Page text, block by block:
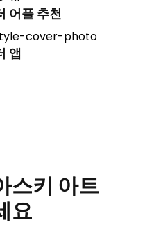
어플 추천
앱
스키 아트
요